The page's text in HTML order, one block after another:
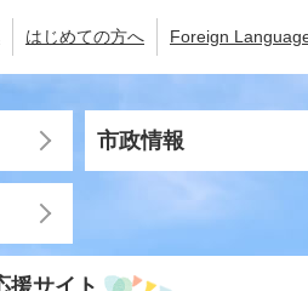
はじめての方へ Foreign
市政情報
サイト